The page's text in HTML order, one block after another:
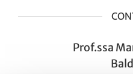
Prof.ssa